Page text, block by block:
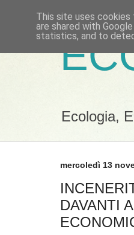
Ecologia,
mercoledì 13
DAVANTI
This site uses
are shared with
statistics, and to